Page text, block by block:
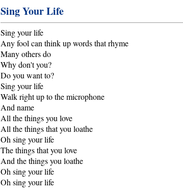
Sing Your Life
Sing your life
Any fool can think up words that rhyme
Many others do
Why don't you?
Do you want to?
Sing your life
Walk right up to the microphone
And name
All the things you love
All the things that you loathe
Oh sing your life
The things that you love
And the things you loathe
Oh sing your life
Oh sing your life